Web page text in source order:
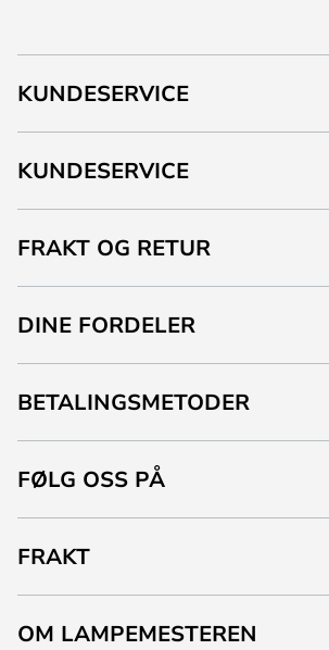
KUNDESERVICE
KUNDESERVICE
FRAKT OG RETUR
DINE FORDELER
BETALINGSMETODER
FØLG OSS PÅ
FRAKT
OM LAMPEMESTEREN